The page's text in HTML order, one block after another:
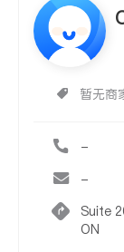
暂无商
-
-
Suite
ON